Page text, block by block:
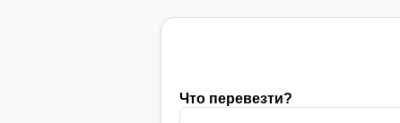
Что перевезти?